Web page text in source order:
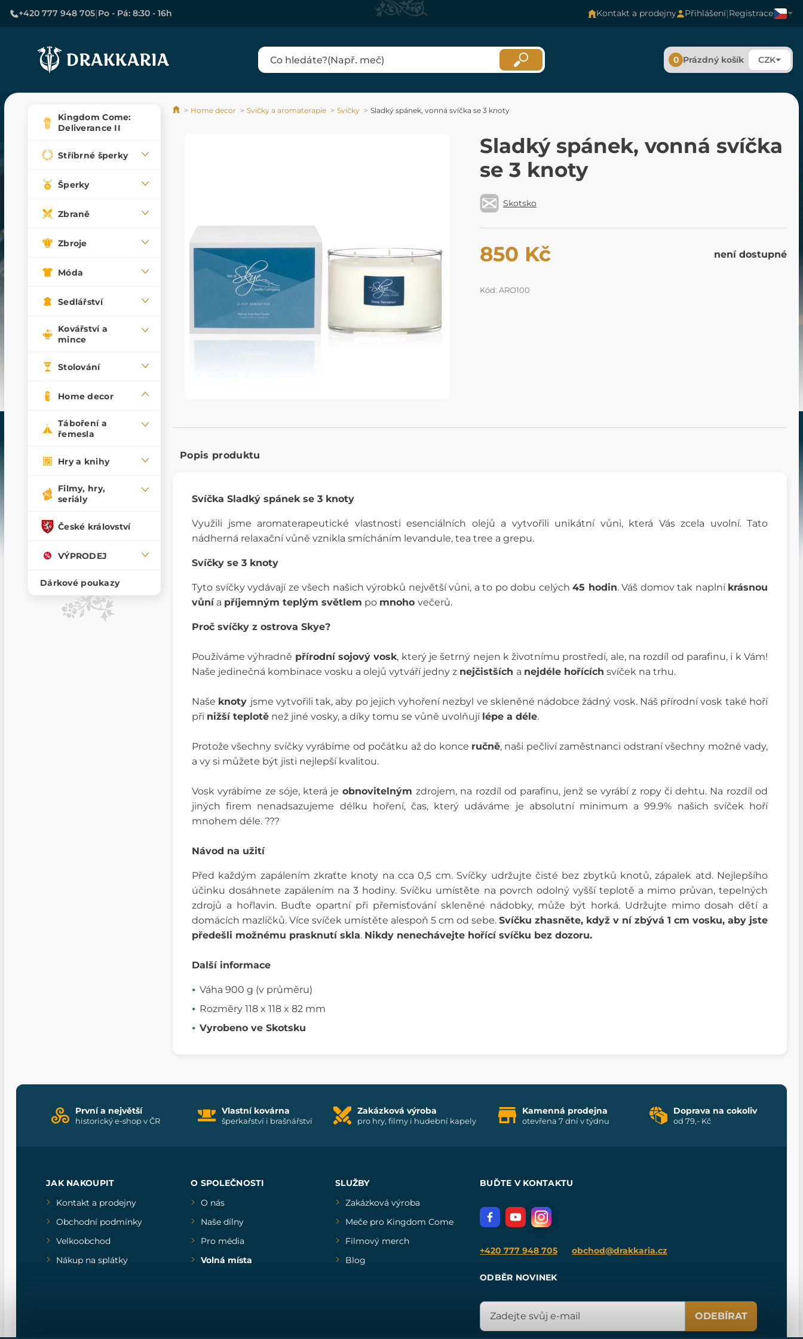
+420 777 948 705|Po - Pá: 8:30 - 16h Kontakt a prodejny Přihlášení|Registrace
0 Prázdný košík CZK
Kingdom Come:
Deliverance II
Stříbrné šperky
Šperky
Zbraně
Zbroje
Móda
Sedlářství
Kovářství a
mince
Stolování
Home decor
Táboření a
řemesla
Hry a knihy
Filmy, hry,
seriály
České království
VÝPRODEJ
Dárkové poukazy
Home decor Svíčky a aromaterapie Svíčky Sladký spánek, vonná svíčka se 3 knoty
Sladký spánek, vonná svíčka
se 3 knoty
Skotsko
850 Kč není dostupné
Kód: ARO100
Popis produktu
Svíčka Sladký spánek se 3 knoty
Využili jsme aromaterapeutické vlastnosti esenciálních olejů a vytvořili unikátní vůni, která Vás zcela uvolní. Tato
nádherná relaxační vůně vznikla smícháním levandule, tea tree a grepu.
Svíčky se 3 knoty
Tyto svíčky vydávají ze všech našich výrobků největší vůni, a to po dobu celých 45 hodin. Váš domov tak naplní krásnou
vůnía příjemným teplým světlem po mnoho večerů.
Proč svíčky z ostrova Skye?
Používáme výhradně přírodní sojový vosk, který je šetrný nejen k životnímu prostředí, ale, na rozdíl od parafinu, i k Vám!
Naše jedinečná kombinace vosku a olejů vytváří jedny z nejčistších a nejdéle hořících svíček na trhu.
Naše knoty jsme vytvořili tak, aby po jejich vyhoření nezbyl ve skleněné nádobce žádný vosk. Náš přírodní vosk také hoří
při nižší teplotě než jiné vosky, a díky tomu se vůně uvolňují lépe a déle.
Protože všechny svíčky vyrábíme od počátku až do konce ručně, naši pečliví zaměstnanci odstraní všechny možné vady,
a vy si můžete být jisti nejlepší kvalitou.
Vosk vyrábíme ze sóje, která je obnovitelnýmzdrojem, na rozdíl od parafínu, jenž se vyrábí z ropy či dehtu. Na rozdíl od
jiných firem nenadsazujeme délku hoření, čas, který udáváme je absolutní minimum a 99.9% našich svíček hoří
mnohem déle. ???
Návod na užití
Před každým zapálením zkraťte knoty na cca 0,5 cm. Svíčky udržujte čisté bez zbytků knotů, zápalek atd. Nejlepšího
účinku dosáhnete zapálením na 3 hodiny. Svíčku umístěte na povrch odolný vyšší teplotě a mimo průvan, tepelných
zdrojů a hořlavin. Buďte opartní při přemisťování skleněné nádobky, může být horká. Udržujte mimo dosah dětí a
domácích mazlíčků. Více svíček umístěte alespoň 5 cm od sebe. Svíčku zhasněte, když v ní zbývá 1 cm vosku, aby jste
předešli možnému prasknutí skla. Nikdy nenechávejte hořící svíčku bez dozoru.
Další informace
Váha 900 g (v průměru)
Rozměry 118 x 118 x 82 mm
Vyrobeno ve Skotsku
První a největší
historický e-shop v ČR
Vlastní kovárna
šperkařství i brašnářství
Zakázková výroba
pro hry, filmy i hudební kapely
Kamenná prodejna
otevřena 7 dní v týdnu
Doprava na cokoliv
od 79,- Kč
JAK NAKOUPIT
Kontakt a prodejny
Obchodní podmínky
Velkoobchod
Nákup na splátky
O SPOLEČNOSTI
O nás
Naše dílny
Pro média
Volná místa
SLUŽBY
Zakázková výroba
Meče pro Kingdom Come
Filmový merch
Blog
BUĎTE V KONTAKTU
+420 777 948 705 obchod@drakkaria.cz
ODBĚR NOVINEK
ODEBÍRAT